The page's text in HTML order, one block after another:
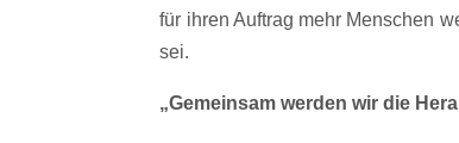
für ihren Auftrag mehr Menschen
sei.
„Gemeinsam werden wir die